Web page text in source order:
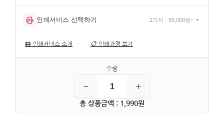
인쇄서비스 선택하기 1가지 · 55,000원~
🖨️ 인쇄서비스 소개 📋 인쇄과정 보기
총 상품금액 : 1,990원